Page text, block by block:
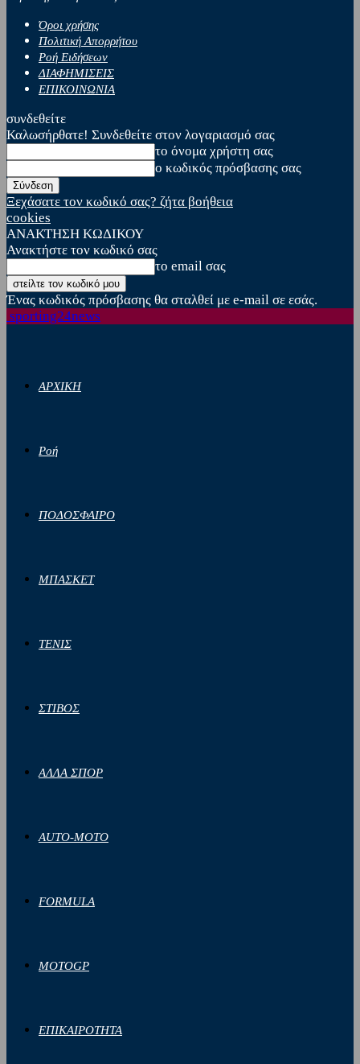
Όροι χρήσης
Πολιτική Απορρήτου
Ροή Ειδήσεων
ΔΙΑΦΗΜΙΣΕΙΣ
ΕΠΙΚΟΙΝΩΝΙΑ
συνδεθείτε
Καλωσήρθατε! Συνδεθείτε στον λογαριασμό σας
το όνομα χρήστη σας
ο κωδικός πρόσβασης σας
Ξεχάσατε τον κωδικό σας? ζήτα βοήθεια
cookies
ΑΝΑΚΤΗΣΗ ΚΩΔΙΚΟΥ
Ανακτήστε τον κωδικό σας
το email σας
Ένας κωδικός πρόσβασης θα σταλθεί με e-mail σε εσάς.
sporting24news
ΑΡΧΙΚΗ
Ροή
ΠΟΔΟΣΦΑΙΡΟ
ΜΠΑΣΚΕΤ
ΤΕΝΙΣ
ΣΤΙΒΟΣ
ΑΛΛΑ ΣΠΟΡ
AUTO-MOTO
FORMULA
MOTOGP
ΕΠΙΚΑΙΡΟΤΗΤΑ